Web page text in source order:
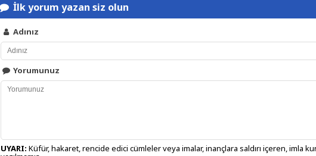
İlk yorum yazan siz olun
Adınız
Yorumunuz
UYARI: Küfür, hakaret, rencide edici cümleler veya imalar, inançlara saldırı içeren, imla